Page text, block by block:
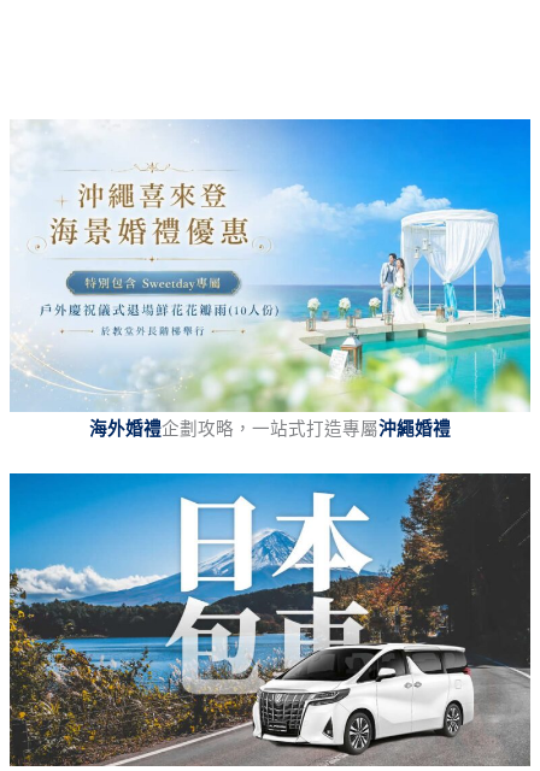
海外婚禮企劃攻略，一站式打造專屬沖繩婚禮